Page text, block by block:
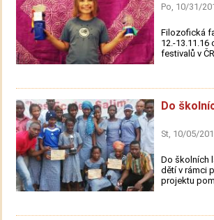
Po, 10/31/
Filozofická
12.-
festivalů v
Do
St, 10/05/
Do školních
dětí v rámci
projektu